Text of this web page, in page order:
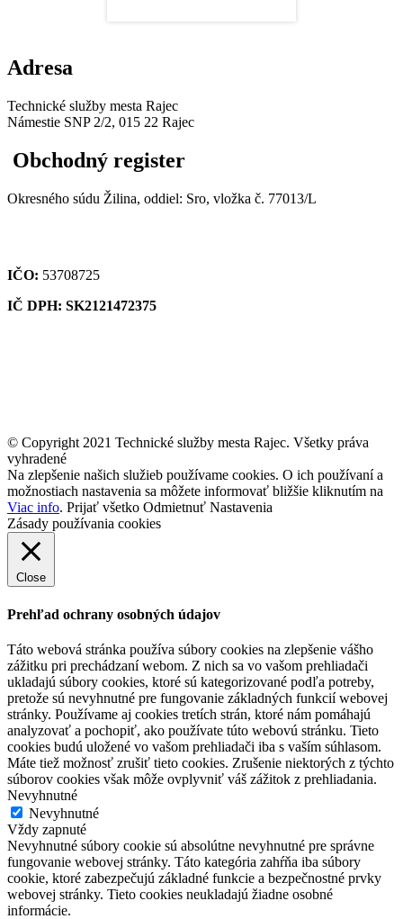
Adresa
Technické služby mesta Rajec
Námestie SNP 2/2, 015 22 Rajec
Obchodný register
Okresného súdu Žilina, oddiel: Sro, vložka č. 77013/L
IČO: 53708725
IČ DPH: SK2121472375
© Copyright 2021 Technické služby mesta Rajec. Všetky práva
vyhradené
Na zlepšenie našich služieb používame cookies. O ich používaní a
možnostiach nastavenia sa môžete informovať bližšie kliknutím na
Viac info. Prijať všetko Odmietnuť Nastavenia
Zásady používania cookies
Close
Prehľad ochrany osobných údajov
Táto webová stránka používa súbory cookies na zlepšenie vášho
zážitku pri prechádzaní webom. Z nich sa vo vašom prehliadači
ukladajú súbory cookies, ktoré sú kategorizované podľa potreby,
pretože sú nevyhnutné pre fungovanie základných funkcií webovej
stránky. Používame aj cookies tretích strán, ktoré nám pomáhajú
analyzovať a pochopiť, ako používate túto webovú stránku. Tieto
cookies budú uložené vo vašom prehliadači iba s vaším súhlasom.
Máte tiež možnosť zrušiť tieto cookies. Zrušenie niektorých z týchto
súborov cookies však môže ovplyvniť váš zážitok z prehliadania.
Nevyhnutné
Nevyhnutné
Vždy zapnuté
Nevyhnutné súbory cookie sú absolútne nevyhnutné pre správne
fungovanie webovej stránky. Táto kategória zahŕňa iba súbory
cookie, ktoré zabezpečujú základné funkcie a bezpečnostné prvky
webovej stránky. Tieto cookies neukladajú žiadne osobné
informácie.